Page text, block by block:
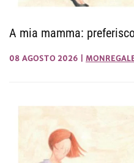
A mia mamma:
08 AGOSTO 2026